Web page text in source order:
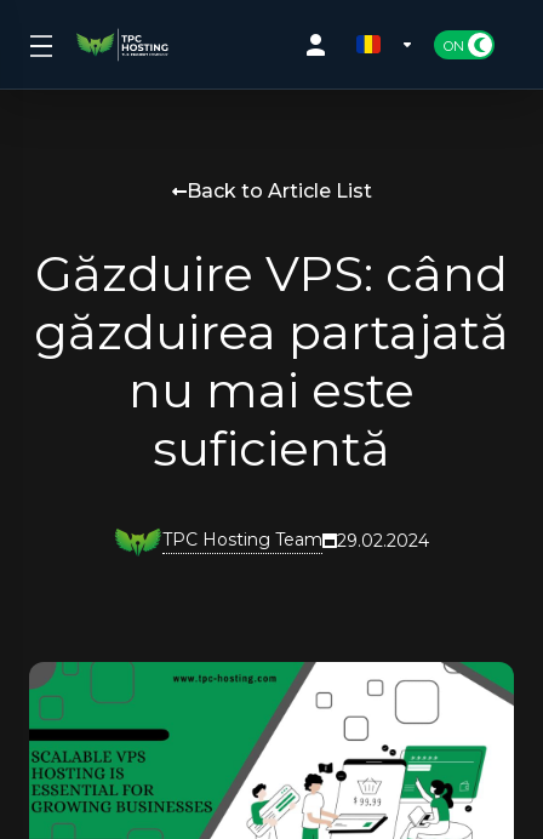
Back to Article List
Găzduire VPS: când
găzduirea partajată
nu mai este
suficientă
TPC Hosting Team 29.02.2024